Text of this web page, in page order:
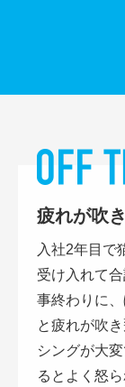
疲れが吹
入社2年目で
受け入れて
事終わりに
と疲れが吹
シングが大
るとよく怒ら